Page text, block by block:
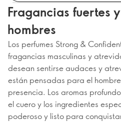
Fragancias fuertes
hombres
Los perfumes Strong &
fragancias masculinas y
desean sentirse audaces y
están pensadas para el
presencia. Los aromas
el cuero y los ingredientes
poderoso y listo para